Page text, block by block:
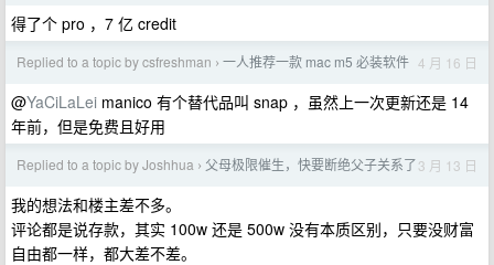
得了个 pro ，7 亿 credit
Replied to a topic by csfreshman › 一人推荐一款 mac m5 必装软件 4 月 16 日
@YaCiLaLei manico 有个替代品叫 snap ，虽然上一次更新还是 14
年前，但是免费且好用
Replied to a topic by Joshhua › 父母极限催生，快要断绝父子关系了3 月 13 日
我的想法和楼主差不多。
评论都是说存款，其实 100w 还是 500w 没有本质区别，只要没财富
自由都一样，都大差不差。